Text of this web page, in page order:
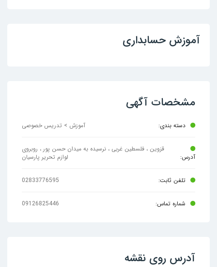
آموزش حسابداری
مشخصات آگهی
دسته بندی: آموزش > تدریس خصوصی
آدرس:
قزوین ، فلسطین غربی ، نرسیده به میدان حسن پور ، روبروی
لوازم تحریر پارسیان
تلفن ثابت: 02833776595
شماره تماس: 09126825446
آدرس روی نقشه